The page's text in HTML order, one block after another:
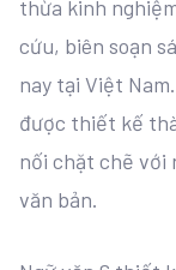
thừa kinh
cứu, biên soạn
nay tại Việt
được thiết kế
nối chặt chẽ với
văn bản.